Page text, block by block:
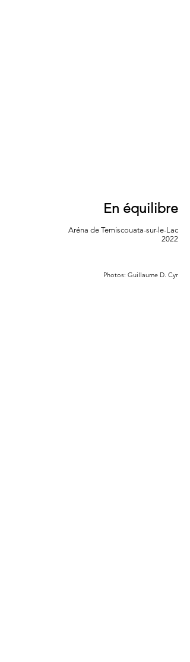
En équilibre
Aréna de Temiscouata-sur-le-Lac
2022
Photos: Guillaume D. Cyr